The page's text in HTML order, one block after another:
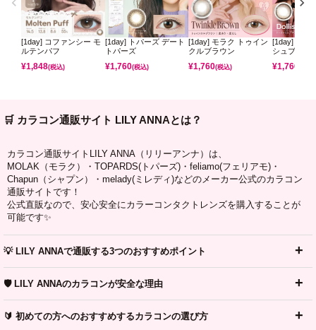
[1day] コファンシー モ
ルテンパフ
¥1,848(税込)
[1day] トパーズ デート
トパーズ
¥1,760(税込)
[1day] モラク トゥイン
クルブラウン
¥1,760(税込)
[1day] モラ
シュブラウ
¥1,760
🛒 カラコン通販サイト LILY ANNAとは？
カラコン通販サイトLILY ANNA（リリーアンナ）は、
MOLAK（モラク）・TOPARDS(トパーズ)・feliamo(フェリアモ)・
Chapun（シャプン）・melady(ミレディ)などのメーカー公式のカラコン
通販サイトです！
公式直販なので、安心安全にカラーコンタクトレンズを購入することが
可能です✨
💡 LILY ANNAで通販する3つのおすすめポイント
🛡️ LILY ANNAのカラコンが安全な理由
🔰 初めての方へのおすすめするカラコンの選び方